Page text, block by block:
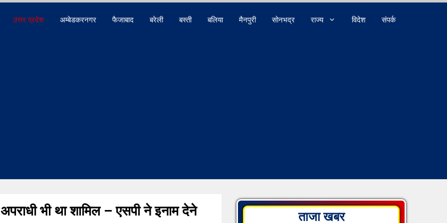
उत्तर प्रदेश अम्बेडकरनगर फैजाबाद बरेली बस्ती बलिया मैनपुरी सोनभद्र राज्य विदेश संपर्क
भी था शामिल – एसपी ने इनाम देने
ताजा खबर